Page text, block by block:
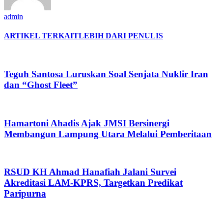
admin
ARTIKEL TERKAITLEBIH DARI PENULIS
Teguh Santosa Luruskan Soal Senjata Nuklir Iran
dan “Ghost Fleet”
Hamartoni Ahadis Ajak JMSI Bersinergi
Membangun Lampung Utara Melalui Pemberitaan
RSUD KH Ahmad Hanafiah Jalani Survei
Akreditasi LAM-KPRS, Targetkan Predikat
Paripurna